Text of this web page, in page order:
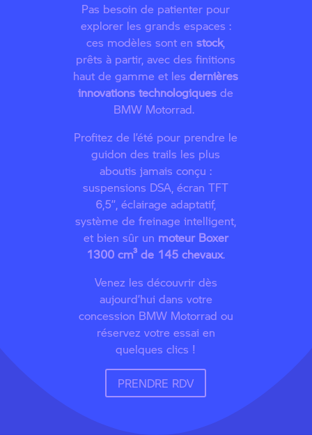
Pas besoin de patienter pour
explorer les grands espaces :
ces modèles sont enstock,
prêts à partir, avec des finitions
haut de gamme et lesdernières
innovations technologiques de
BMW Motorrad.
Profitez de l’été pour prendre le
guidon des trails les plus
aboutis jamais conçu :
suspensions DSA, écran TFT
6,5’’, éclairage adaptatif,
système de freinage intelligent,
et bien sûr un moteur Boxer
1300 cm³ de 145 chevaux.
Venez les découvrir dès
aujourd’hui dans votre
concession BMW Motorrad ou
réservez votre essai en
quelques clics !
PRENDRE RDV